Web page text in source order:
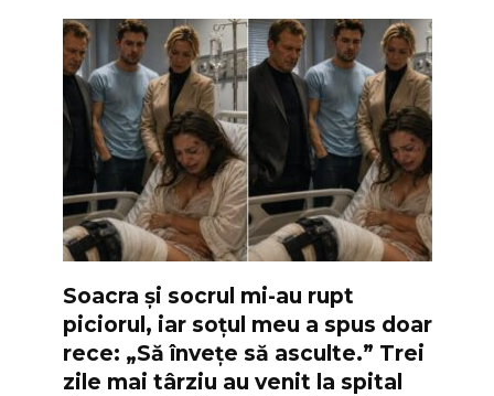
Soacra și socrul mi-au rupt
piciorul, iar soțul meu a spus doar
rece: „Să învețe să asculte.” Trei
zile mai târziu au venit la spital